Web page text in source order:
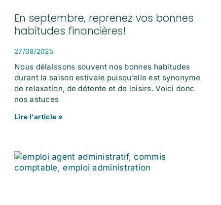
En septembre, reprenez vos bonnes
habitudes financières!
27/08/2025
Nous délaissons souvent nos bonnes habitudes
durant la saison estivale puisqu’elle est synonyme
de relaxation, de détente et de loisirs. Voici donc
nos astuces
Lire l'article »